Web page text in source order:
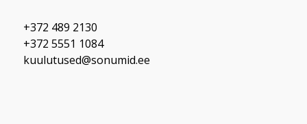
+372 489 2130
+372 5551 1084
kuulutused@sonumid.ee